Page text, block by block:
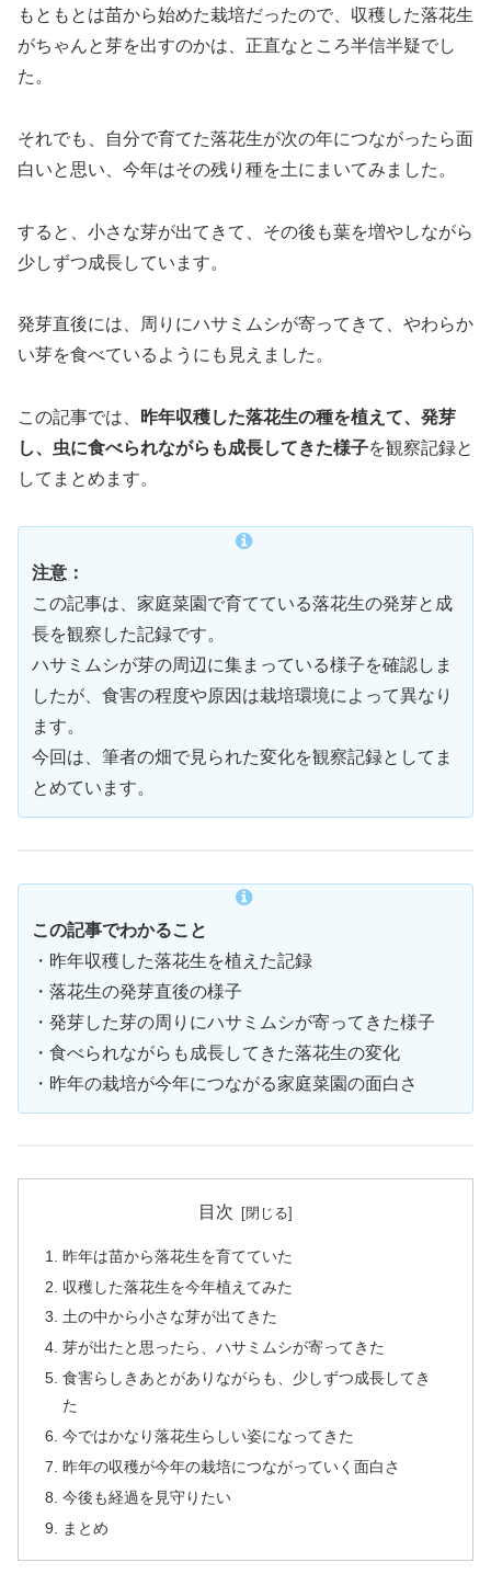
もともとは苗から始めた栽培だったので、収穫した落花生
がちゃんと芽を出すのかは、正直なところ半信半疑でし
た。
それでも、自分で育てた落花生が次の年につながったら面
白いと思い、今年はその残り種を土にまいてみました。
すると、小さな芽が出てきて、その後も葉を増やしながら
少しずつ成長しています。
発芽直後には、周りにハサミムシが寄ってきて、やわらか
い芽を食べているようにも見えました。
この記事では、
昨年収穫した落花生の種を植えて、発芽
し、虫に食べられながらも成長してきた様子を観察記録と
してまとめます。
注意：
この記事は、家庭菜園で育てている落花生の発芽と成
長を観察した記録です。
ハサミムシが芽の周辺に集まっている様子を確認しま
したが、食害の程度や原因は栽培環境によって異なり
ます。
今回は、筆者の畑で見られた変化を観察記録としてま
とめています。
この記事でわかること
・昨年収穫した落花生を植えた記録
・落花生の発芽直後の様子
・発芽した芽の周りにハサミムシが寄ってきた様子
・食べられながらも成長してきた落花生の変化
・昨年の栽培が今年につながる家庭菜園の面白さ
目次
昨年は苗から落花生を育てていた
収穫した落花生を今年植えてみた
土の中から小さな芽が出てきた
芽が出たと思ったら、ハサミムシが寄ってきた
食害らしきあとがありながらも、少しずつ成長してき
た
今ではかなり落花生らしい姿になってきた
昨年の収穫が今年の栽培につながっていく面白さ
今後も経過を見守りたい
まとめ